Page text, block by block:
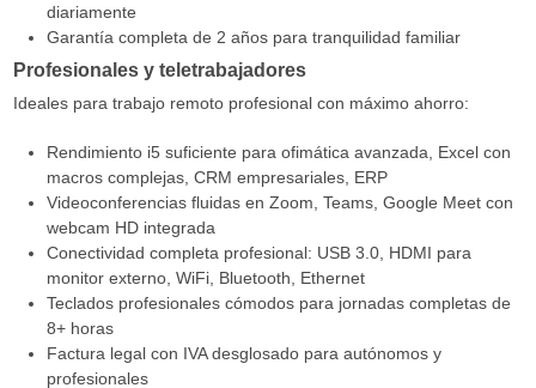
diariamente
Garantía completa de 2 años para tranquilidad familiar
Profesionales y teletrabajadores
Ideales para trabajo remoto profesional con máximo ahorro:
Rendimiento i5 suficiente para ofimática avanzada, Excel con
macros complejas, CRM empresariales, ERP
Videoconferencias fluidas en Zoom, Teams, Google Meet con
webcam HD integrada
Conectividad completa profesional: USB 3.0, HDMI para
monitor externo, WiFi, Bluetooth, Ethernet
Teclados profesionales cómodos para jornadas completas de
8+ horas
Factura legal con IVA desglosado para autónomos y
profesionales